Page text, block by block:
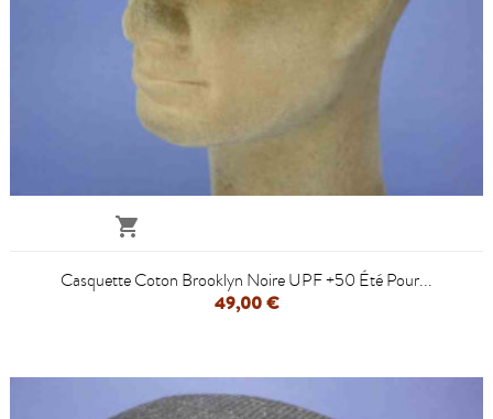

Casquette Coton Brooklyn Noire UPF +50 Été Pour...
49,00 €